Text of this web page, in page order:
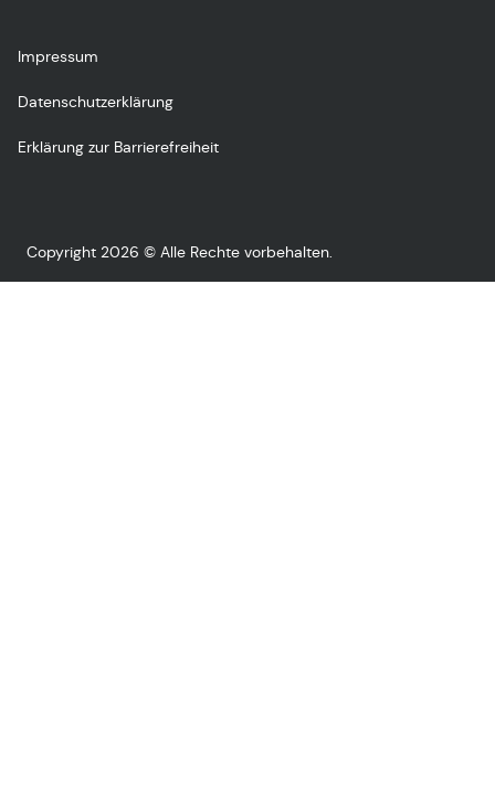
Impressum
Datenschutzerklärung
Erklärung zur Barrierefreiheit
Copyright 2026 © Alle Rechte vorbehalten.